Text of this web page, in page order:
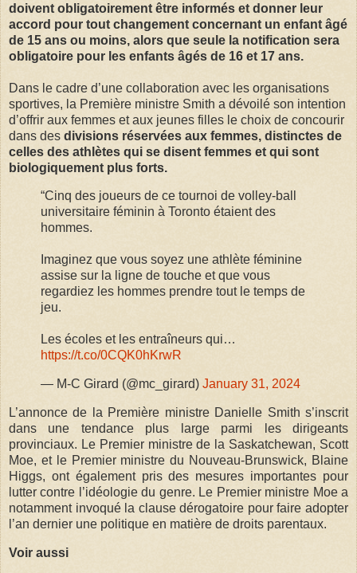
doivent obligatoirement être informés et donner leur
accord pour tout changement concernant un enfant âgé
de 15 ans ou moins, alors que seule la notification sera
obligatoire pour les enfants âgés de 16 et 17 ans.
Dans le cadre d’une collaboration avec les organisations
sportives, la Première ministre Smith a dévoilé son intention
d’offrir aux femmes et aux jeunes filles le choix de concourir
dans des divisions réservées aux femmes, distinctes de
celles des athlètes qui se disent femmes et qui sont
biologiquement plus forts.
“Cinq des joueurs de ce tournoi de volley-ball
universitaire féminin à Toronto étaient des
hommes.
Imaginez que vous soyez une athlète féminine
assise sur la ligne de touche et que vous
regardiez les hommes prendre tout le temps de
jeu.
Les écoles et les entraîneurs qui…
https://t.co/0CQK0hKrwR
— M-C Girard (@mc_girard) January 31, 2024
L’annonce de la Première ministre Danielle Smith s’inscrit
dans une tendance plus large parmi les dirigeants
provinciaux. Le Premier ministre de la Saskatchewan, Scott
Moe, et le Premier ministre du Nouveau-Brunswick, Blaine
Higgs, ont également pris des mesures importantes pour
lutter contre l’idéologie du genre. Le Premier ministre Moe a
notamment invoqué la clause dérogatoire pour faire adopter
l’an dernier une politique en matière de droits parentaux.
Voir aussi